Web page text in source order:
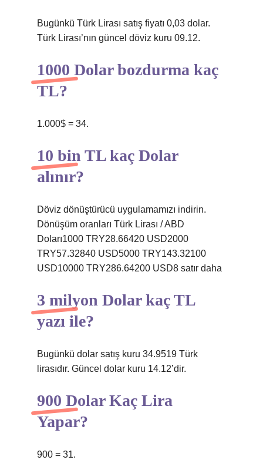
Bugünkü Türk Lirası satış fiyatı 0,03 dolar.
Türk Lirası’nın güncel döviz kuru 09.12.
1000 Dolar bozdurma kaç
TL?
1.000$ = 34.
10 bin TL kaç Dolar
alınır?
Döviz dönüştürücü uygulamamızı indirin.
Dönüşüm oranları Türk Lirası / ABD
Doları1000 TRY28.66420 USD2000
TRY57.32840 USD5000 TRY143.32100
USD10000 TRY286.64200 USD8 satır daha
3 milyon Dolar kaç TL
yazı ile?
Bugünkü dolar satış kuru 34.9519 Türk
lirasıdır. Güncel dolar kuru 14.12’dir.
900 Dolar Kaç Lira
Yapar?
900 = 31.